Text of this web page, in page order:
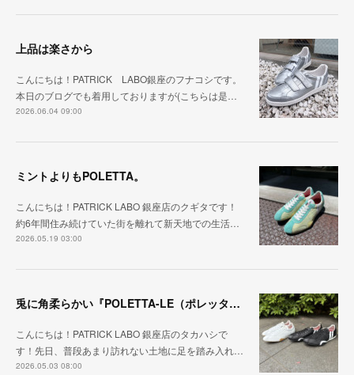
上品は楽さから
こんにちは！PATRICK LABO銀座のフナコシです。
本日のブログでも着用しておりますが(こちらは是…
2026.06.04 09:00
ミントよりもPOLETTA。
こんにちは！PATRICK LABO 銀座店のクギタです！
約6年間住み続けていた街を離れて新天地での生活…
2026.05.19 03:00
兎に角柔らかい『POLETTA-LE（ポレッタ・レザー）』
こんにちは！PATRICK LABO 銀座店のタカハシで
す！先日、普段あまり訪れない土地に足を踏み入れ…
2026.05.03 08:00